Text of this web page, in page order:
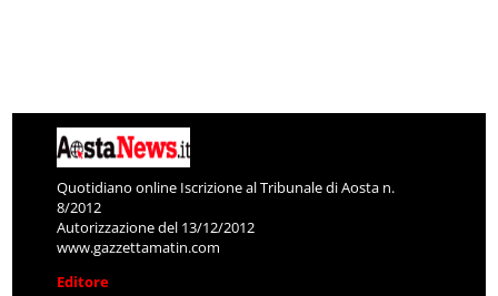
Quotidiano online Iscrizione al Tribunale di Aosta n.
8/2012
Autorizzazione del 13/12/2012
www.gazzettamatin.com
Editore